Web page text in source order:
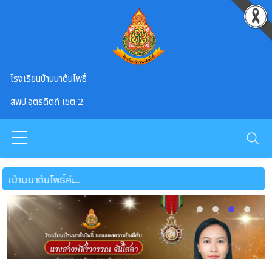
โรงเรียนบ้านนาต้นโพธิ์
สพป.อุตรดิตถ์ เชต 2
าต้นโพธิ์ค่ะ...